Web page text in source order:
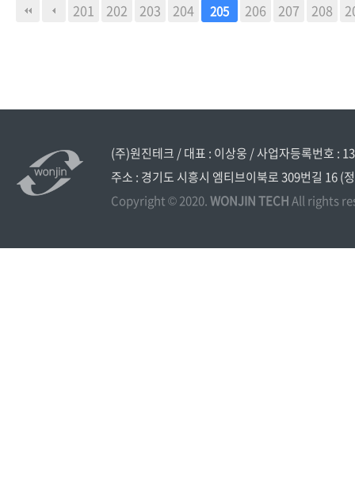
201 202 203 204 205 206 207 208
다음 맨끝
(주)원진테크 / 대표 : 이상웅 / 사업자등록번호 :
주소 : 경기도 시흥시 엠티브이북로 309번길 16
Copyright © 2020.WONJIN TECHAll rights